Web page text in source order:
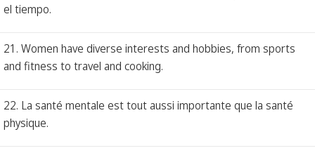
el tiempo.
21. Women have diverse interests and hobbies, from sports
and fitness to travel and cooking.
22. La santé mentale est tout aussi importante que la santé
physique.